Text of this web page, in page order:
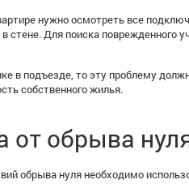
нужно осмотреть все
стене. Для поиска
в подъезде, то эту проблему
собственного жилья.
от обрыва
обрыва нуля необходимо